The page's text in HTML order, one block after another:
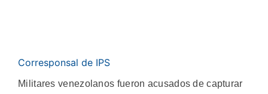
Corresponsal de IPS
Militares venezolanos fueron acusados de capturar